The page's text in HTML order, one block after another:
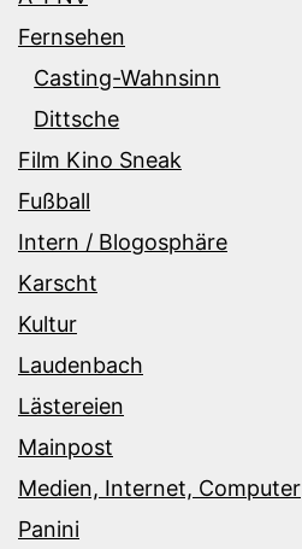
Fernsehen
Casting-Wahnsinn
Dittsche
Film Kino Sneak
Fußball
Intern / Blogosphäre
Karscht
Kultur
Laudenbach
Lästereien
Mainpost
Medien, Internet, Computer
Panini